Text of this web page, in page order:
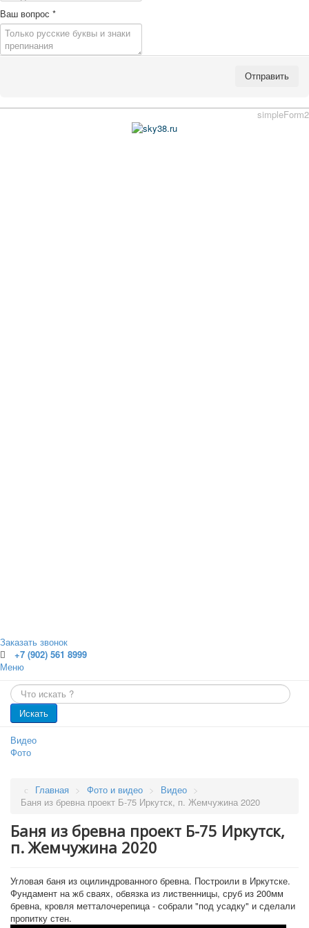
Ваш вопрос *
Отправить
simpleForm2
Заказать звонок
+7 (902) 561 8999
Меню
Каталог
Оцилиндрованное бревно
Профилированный брус
Обрезной брус
Погонажные изделия. Вагонка, планкен, доска пола
Бани от 70 кв.м.
Дома от 150 кв.м.
Проекты "под ключ"
Дома из газобетона
Онлайн калькулятор строительства под ключ
Услуги
Проектирование
Срубы из оцилиндрованного бревна
Главная
Каталог
Проекты
Цены
Статьи
Фото и видео
Контакты
П
о
Искать...
Искать
Видео
Фото
Главная > Фото и видео > Видео >
Баня из бревна проект Б-75 Иркутск, п. Жемчужина 2020
Баня из бревна проект Б-75 Иркутск,
п. Жемчужина 2020
Угловая баня из оцилиндрованного бревна. Построили в Иркутске.
Фундамент на жб сваях, обвязка из лиственницы, сруб из 200мм
бревна, кровля метталочерепица - собрали "под усадку" и сделали
пропитку стен.